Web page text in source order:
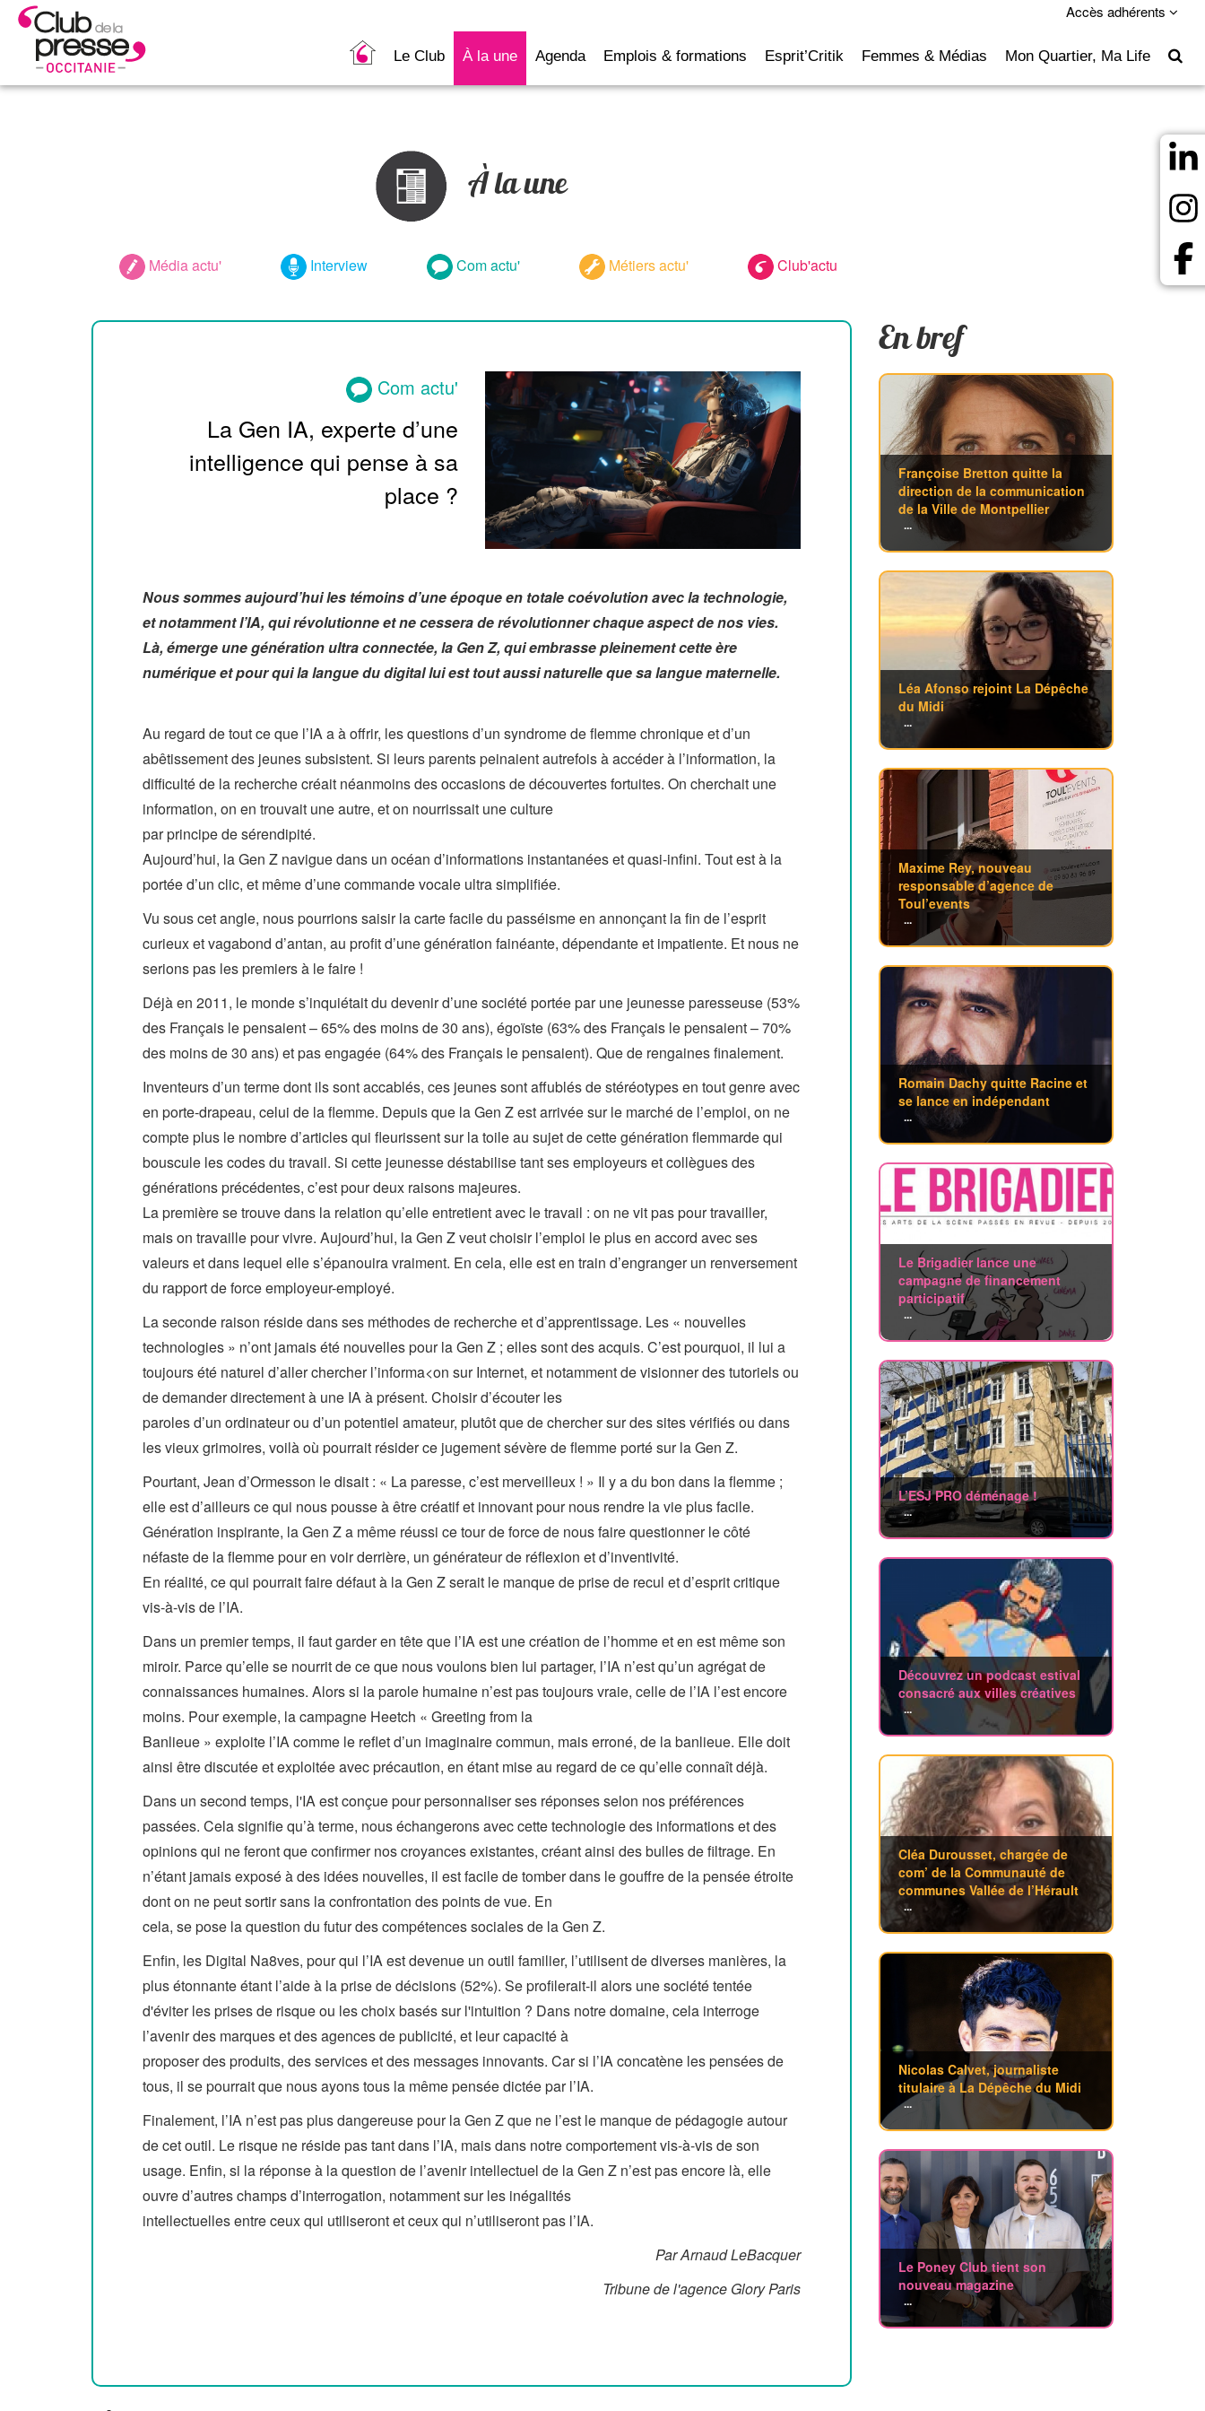
Accès adhérents
Le Club À la une Agenda Emplois & formations Esprit’Critik Femmes & Médias Mon Quartier, Ma Life
À la une
Média actu' Interview Com actu' Métiers actu' Club'actu
Com actu'
La Gen IA, experte d’une
intelligence qui pense à sa
place ?
Nous sommes aujourd’hui les témoins d’une époque en totale coévolution avec la technologie,
et notamment l’IA, qui révolutionne et ne cessera de révolutionner chaque aspect de nos vies.
Là, émerge une génération ultra connectée, la Gen Z, qui embrasse pleinement cette ère
numérique et pour qui la langue du digital lui est tout aussi naturelle que sa langue maternelle.
Au regard de tout ce que l’IA a à offrir, les questions d’un syndrome de flemme chronique et d’un
abêtissement des jeunes subsistent. Si leurs parents peinaient autrefois à accéder à l’information, la
difficulté de la recherche créait néanmoins des occasions de découvertes fortuites. On cherchait une
information, on en trouvait une autre, et on nourrissait une culture
par principe de sérendipité.
Aujourd’hui, la Gen Z navigue dans un océan d’informations instantanées et quasi-infini. Tout est à la
portée d’un clic, et même d’une commande vocale ultra simplifiée.
Vu sous cet angle, nous pourrions saisir la carte facile du passéisme en annonçant la fin de l’esprit
curieux et vagabond d’antan, au profit d’une génération fainéante, dépendante et impatiente. Et nous ne
serions pas les premiers à le faire !
Déjà en 2011, le monde s’inquiétait du devenir d’une société portée par une jeunesse paresseuse (53%
des Français le pensaient – 65% des moins de 30 ans), égoïste (63% des Français le pensaient – 70%
des moins de 30 ans) et pas engagée (64% des Français le pensaient). Que de rengaines finalement.
Inventeurs d’un terme dont ils sont accablés, ces jeunes sont affublés de stéréotypes en tout genre avec
en porte-drapeau, celui de la flemme. Depuis que la Gen Z est arrivée sur le marché de l’emploi, on ne
compte plus le nombre d’articles qui fleurissent sur la toile au sujet de cette génération flemmarde qui
bouscule les codes du travail. Si cette jeunesse déstabilise tant ses employeurs et collègues des
générations précédentes, c’est pour deux raisons majeures.
La première se trouve dans la relation qu’elle entretient avec le travail : on ne vit pas pour travailler,
mais on travaille pour vivre. Aujourd’hui, la Gen Z veut choisir l’emploi le plus en accord avec ses
valeurs et dans lequel elle s’épanouira vraiment. En cela, elle est en train d’engranger un renversement
du rapport de force employeur-employé.
La seconde raison réside dans ses méthodes de recherche et d’apprentissage. Les « nouvelles
technologies » n’ont jamais été nouvelles pour la Gen Z ; elles sont des acquis. C’est pourquoi, il lui a
toujours été naturel d’aller chercher l’informa<on sur Internet, et notamment de visionner des tutoriels ou
de demander directement à une IA à présent. Choisir d’écouter les
paroles d’un ordinateur ou d’un potentiel amateur, plutôt que de chercher sur des sites vérifiés ou dans
les vieux grimoires, voilà où pourrait résider ce jugement sévère de flemme porté sur la Gen Z.
Pourtant, Jean d’Ormesson le disait : « La paresse, c’est merveilleux ! » Il y a du bon dans la flemme ;
elle est d’ailleurs ce qui nous pousse à être créatif et innovant pour nous rendre la vie plus facile.
Génération inspirante, la Gen Z a même réussi ce tour de force de nous faire questionner le côté
néfaste de la flemme pour en voir derrière, un générateur de réflexion et d’inventivité.
En réalité, ce qui pourrait faire défaut à la Gen Z serait le manque de prise de recul et d’esprit critique
vis-à-vis de l’IA.
Dans un premier temps, il faut garder en tête que l’IA est une création de l’homme et en est même son
miroir. Parce qu’elle se nourrit de ce que nous voulons bien lui partager, l’IA n’est qu’un agrégat de
connaissances humaines. Alors si la parole humaine n’est pas toujours vraie, celle de l’IA l’est encore
moins. Pour exemple, la campagne Heetch « Greeting from la
Banlieue » exploite l’IA comme le reflet d’un imaginaire commun, mais erroné, de la banlieue. Elle doit
ainsi être discutée et exploitée avec précaution, en étant mise au regard de ce qu’elle connaît déjà.
Dans un second temps, l'IA est conçue pour personnaliser ses réponses selon nos préférences
passées. Cela signifie qu’à terme, nous échangerons avec cette technologie des informations et des
opinions qui ne feront que confirmer nos croyances existantes, créant ainsi des bulles de filtrage. En
n’étant jamais exposé à des idées nouvelles, il est facile de tomber dans le gouffre de la pensée étroite
dont on ne peut sortir sans la confrontation des points de vue. En
cela, se pose la question du futur des compétences sociales de la Gen Z.
Enfin, les Digital Na8ves, pour qui l’IA est devenue un outil familier, l’utilisent de diverses manières, la
plus étonnante étant l’aide à la prise de décisions (52%). Se profilerait-il alors une société tentée
d'éviter les prises de risque ou les choix basés sur l'intuition ? Dans notre domaine, cela interroge
l’avenir des marques et des agences de publicité, et leur capacité à
proposer des produits, des services et des messages innovants. Car si l’IA concatène les pensées de
tous, il se pourrait que nous ayons tous la même pensée dictée par l’IA.
Finalement, l’IA n’est pas plus dangereuse pour la Gen Z que ne l’est le manque de pédagogie autour
de cet outil. Le risque ne réside pas tant dans l’IA, mais dans notre comportement vis-à-vis de son
usage. Enfin, si la réponse à la question de l’avenir intellectuel de la Gen Z n’est pas encore là, elle
ouvre d’autres champs d’interrogation, notamment sur les inégalités
intellectuelles entre ceux qui utiliseront et ceux qui n’utiliseront pas l’IA.
Par Arnaud LeBacquer
Tribune de l'agence Glory Paris
En bref
Françoise Bretton quitte la
direction de la communication
de la Ville de Montpellier
...
Léa Afonso rejoint La Dépêche
du Midi
...
Maxime Rey, nouveau
responsable d’agence de
Toul’events
...
Romain Dachy quitte Racine et
se lance en indépendant
...
Le Brigadier lance une
campagne de financement
participatif
...
L’ESJ PRO déménage !
...
Découvrez un podcast estival
consacré aux villes créatives
...
Cléa Durousset, chargée de
com’ de la Communauté de
communes Vallée de l’Hérault
...
Nicolas Calvet, journaliste
titulaire à La Dépêche du Midi
...
Le Poney Club tient son
nouveau magazine
...